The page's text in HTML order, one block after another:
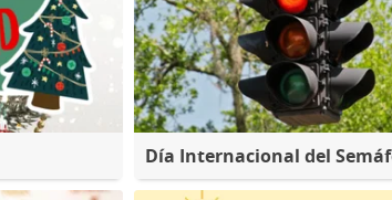
Día Internacional del